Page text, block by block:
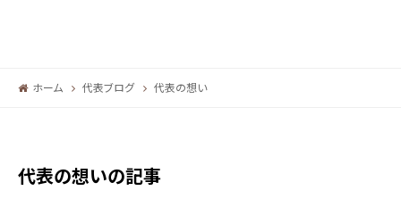
ホーム 代表ブログ 代表の想い
代表の想いの記事